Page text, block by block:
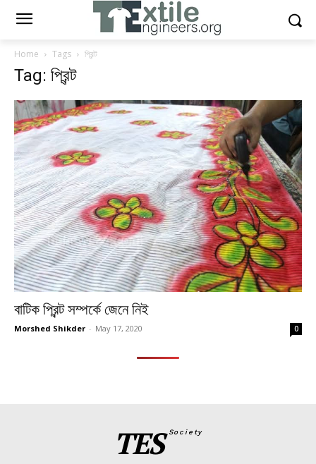
Home Tags প্রিন্ট
Tag: প্রিন্ট
বাটিক প্রিন্ট সম্পর্কে জেনে নিই
Morshed Shikder - May 17, 2020 0
TES Society